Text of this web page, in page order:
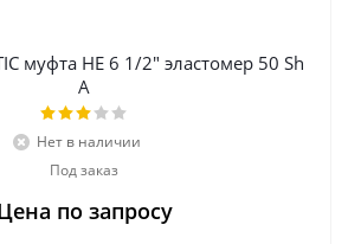
муфта НЕ 6 1/2" эластомер 50 Sh
А
Нет в наличии
Под заказ
по запросу